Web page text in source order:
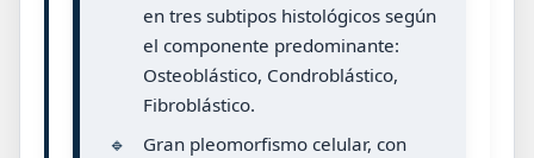
en tres subtipos histológicos según
el componente predominante:
Osteoblástico, Condroblástico,
Fibroblástico.
🔹
Gran pleomorfismo celular, con